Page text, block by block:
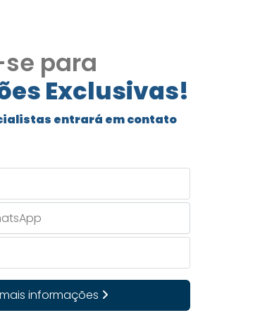
para
Exclusivas!
entrará em contato
informações